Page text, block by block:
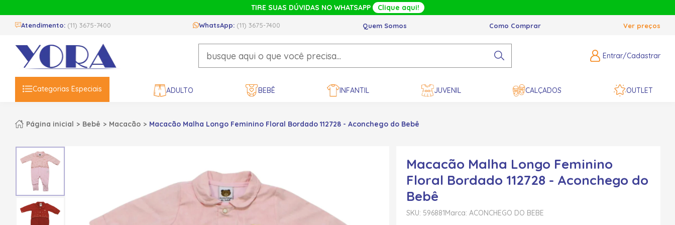
TIRE SUAS DÚVIDAS NO WHATSAPP Clique aqui!
Atendimento: (11) 3675-7400 WhatsApp: (11) 3675-7400 Quem Somos Como Comprar Ver preços
Entrar/Cadastrar
Categorias Especiais ADULTO BEBÊ INFANTIL JUVENIL CALÇADOS OUTLET
Página inicial Bebê Macacão Macacão Malha Longo Feminino Floral Bordado 112728 - Aconchego do Bebê
Macacão Malha Longo Feminino
Floral Bordado 112728 - Aconchego do
Bebê
SKU: 596881Marca: ACONCHEGO DO BEBE